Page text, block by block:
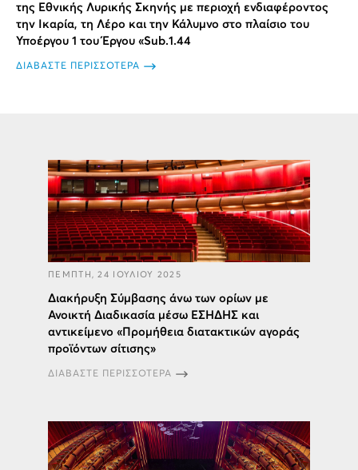
της Εθνικής Λυρικής Σκηνής με περιοχή ενδιαφέροντος
την Ικαρία, τη Λέρο και την Κάλυμνο στο πλαίσιο του
Υποέργου 1 του Έργου «Sub.1.44
ΔΙΑΒΑΣΤΕ ΠΕΡΙΣΣΟΤΕΡΑ
ΠΕΜΠΤΗ, 24 ΙΟΥΛΙΟΥ 2025
Διακήρυξη Σύμβασης άνω των ορίων με
Ανοικτή Διαδικασία μέσω ΕΣΗΔΗΣ και
αντικείμενο «Προμήθεια διατακτικών αγοράς
προϊόντων σίτισης»
ΔΙΑΒΑΣΤΕ ΠΕΡΙΣΣΟΤΕΡΑ